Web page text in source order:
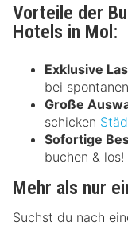
Vorteile der
Hotels in Mol:
Exklusive
bei
Große
schicken
Sofortige
buchen & los!
Mehr als nur
Suchst du nach